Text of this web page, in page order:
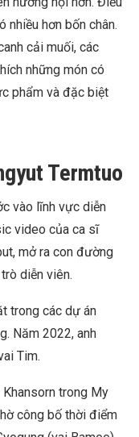
nhiều hơn bốn chân.
cải muối, các
những món có
phẩm và đặc biệt
Termtuo
vào lĩnh vực diễn
video của ca sĩ
mở ra con đường
diễn viên.
trong các dự án
Năm 2022, anh
Tim.
Khansorn trong My
công bố thời điểm